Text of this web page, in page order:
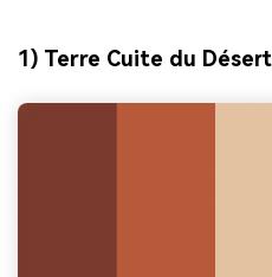
1) Terre Cuite du Désert